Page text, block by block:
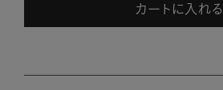
カートに入れる